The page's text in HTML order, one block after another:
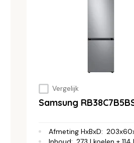
Vergelijk
Samsung
Afmeting HxBxD: